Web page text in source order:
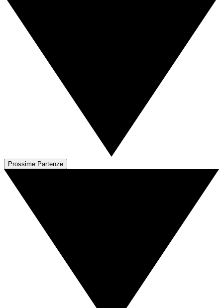
Prossime Partenze